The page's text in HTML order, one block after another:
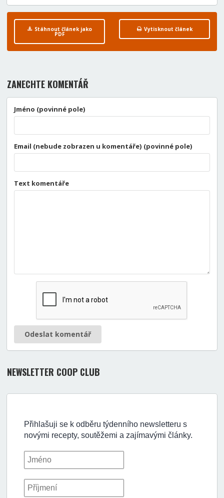
Stáhnout článek jako
PDF
Vytisknout článek
ZANECHTE KOMENTÁŘ
Jméno (povinné pole)
Email (nebude zobrazen u komentáře) (povinné pole)
Text komentáře
Odeslat komentář
NEWSLETTER COOP CLUB